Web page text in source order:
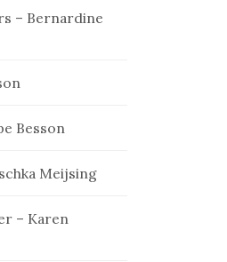
– Bernardine
Besson
Meijsing
– Karen